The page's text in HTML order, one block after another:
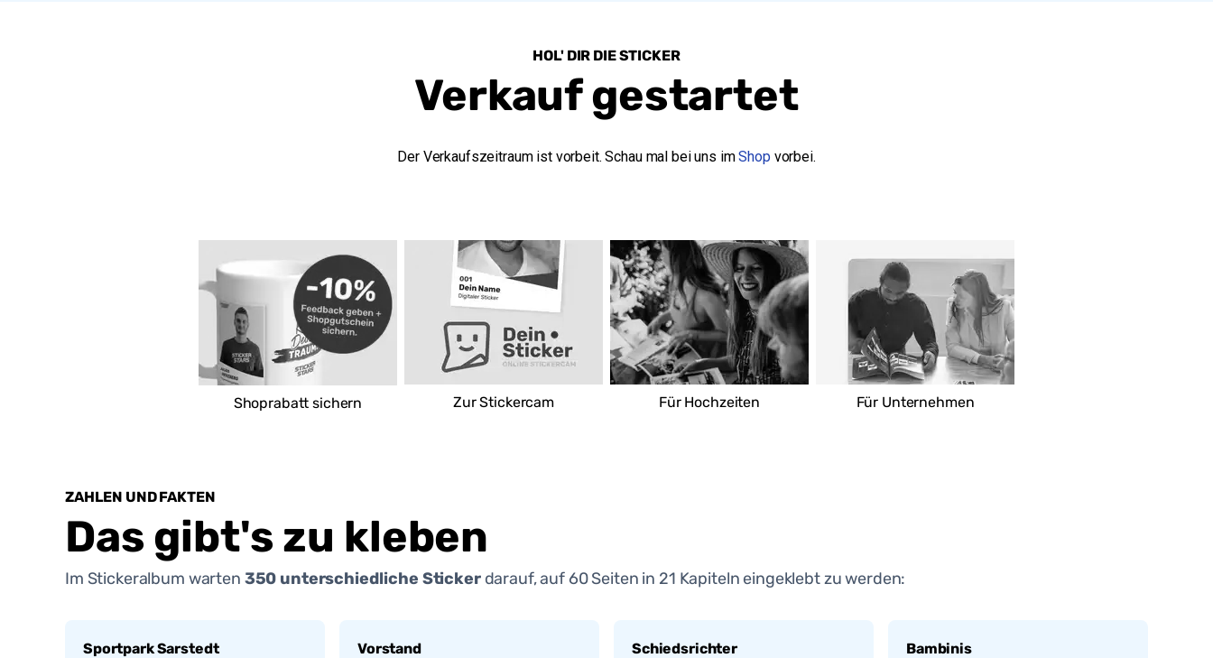
HOL' DIR DIE STICKER
Verkauf gestartet
Der Verkaufszeitraum ist vorbeit. Schau mal bei uns im Shop vorbei.
REWE
Voss-Straße 11-13
31157 Sarstedt
Route
Shoprabatt sichern
Zur Stickercam Für Hochzeiten Für Unternehmen
ZAHLEN UND FAKTEN
Das gibt's zu kleben
Im Stickeralbum warten 350 unterschiedliche Sticker darauf, auf 60Seiten in 21 Kapiteln eingeklebt zu werden:
Sportpark Sarstedt
Vorstand
Schiedsrichter
Bambinis